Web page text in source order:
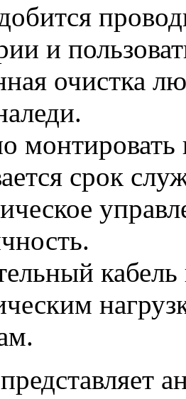
и
очистка
монтировать
срок